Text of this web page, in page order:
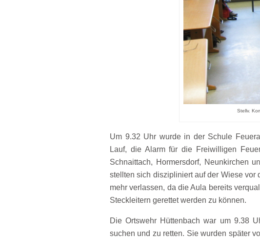
Stellv.
Um 9.32 Uhr wurde in der Schule
Lauf, die Alarm für die Freiwilligen
Schnaittach, Hormersdorf, Neunkirchen
stellten sich diszipliniert auf der Wiese
mehr verlassen, da die Aula bereits
Steckleitern gerettet werden zu können.
Die Ortswehr Hüttenbach war um 9.38
suchen und zu retten. Sie wurden später